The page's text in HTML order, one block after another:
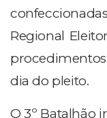
Regional
dia do pleito.
O 3º Batalhão